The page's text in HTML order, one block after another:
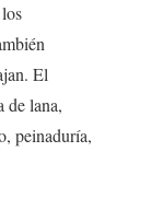
El
de lana,
peinaduría,